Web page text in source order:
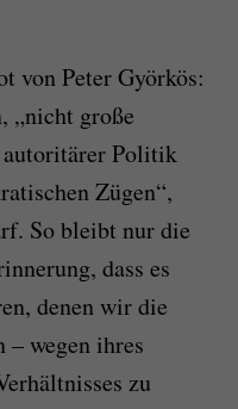
von Peter Györkös:
„nicht große
Politik
Zügen“,
So bleibt nur die
dass es
denen wir die
– wegen ihres
zu